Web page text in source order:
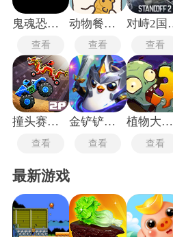
得新角色、新地图和新玩法的版本
告同步。鬼魂恐怖生存国际服
查看
动物餐厅国际服
查看
对
查看
撞头赛车国际服
查看
金铲铲之战国际服
查看
植物大战僵尸3国际服
查看
最新游戏